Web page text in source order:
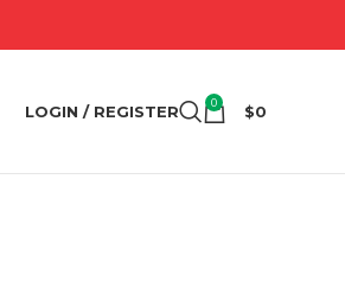
LOGIN / REGISTER 0 $0